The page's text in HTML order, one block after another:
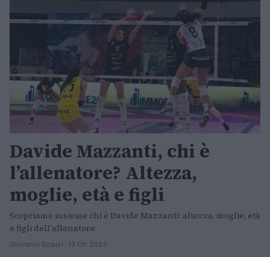
Davide Mazzanti, chi è
l’allenatore? Altezza,
moglie, età e figli
Scopriamo insieme chi è Davide Mazzanti: altezza, moglie, età
e figli dell'allenatore
Giovanni Scialpi · 13 Ott 2023